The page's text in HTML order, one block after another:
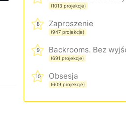
(1013 projekcje)
8 Zaproszenie
(947 projekcje)
9
(691 projekcje)
10 Obsesja
(609 projekcje)